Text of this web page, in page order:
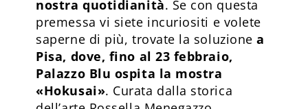
nostra quotidianità. Se con questa
premessa vi siete incuriositi e volete
saperne di più, trovate la soluzionea
Pisa, dove, fino al 23 febbraio,
Palazzo Blu ospita la mostra
«Hokusai». Curata dalla storica